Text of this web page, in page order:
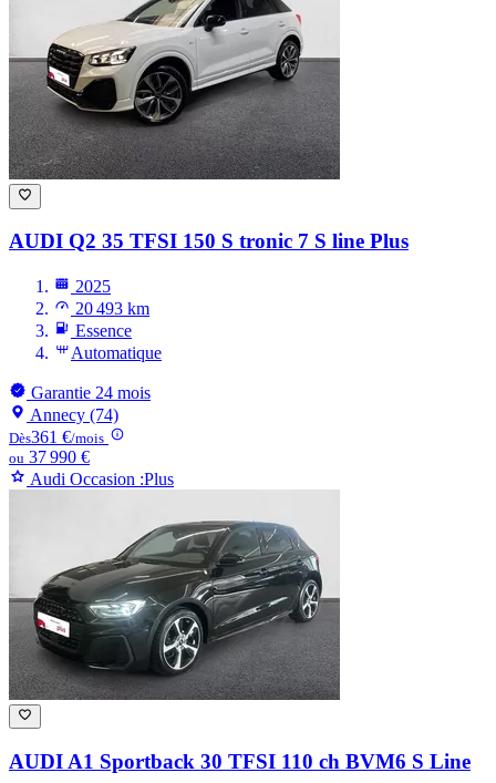
AUDI Q2 35 TFSI 150 S tronic 7 S line Plus
2025
20 493 km
Essence
Automatique
Garantie 24 mois
Annecy (74)
Dès361 €/mois
ou 37 990 €
Audi Occasion :Plus
AUDI A1 Sportback 30 TFSI 110 ch BVM6 S Line